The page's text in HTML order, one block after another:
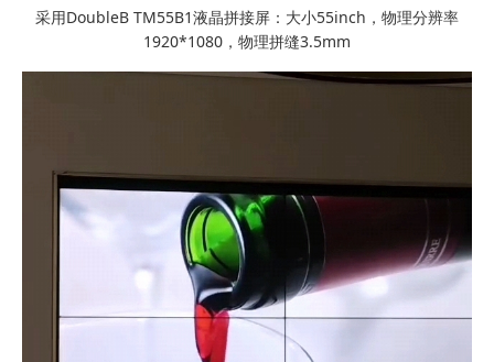
采用DoubleB TM55B1液晶拼接屏：大小55inch，物理分辨率
1920*1080，物理拼缝3.5mm